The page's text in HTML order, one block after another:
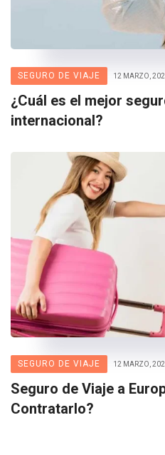
SEGURO DE VIAJE 12 MARZO,
¿Cuál es el mejor
internacional?
SEGURO DE VIAJE 12 MARZO,
Seguro de Viaje a
Contratarlo?